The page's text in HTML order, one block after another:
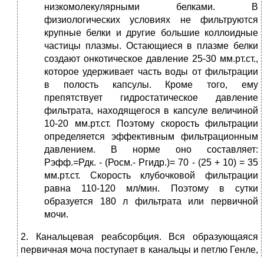
низкомолекулярными белками. В
физиологических условиях не фильтруются
крупные белки и другие большие коллоидные
частицы плазмы. Остающиеся в плазме белки
создают онкотическое давление 25-30 мм.рт.ст.,
которое удерживает часть воды от фильтрации
в полость капсулы. Кроме того, ему
препятствует гидростатическое давление
фильтрата, находящегося в капсуле величиной
10-20 мм.рт.ст. Поэтому скорость фильтрации
определяется эффективным фильтрационным
давлением. В норме оно составляет:
Рэфф.=Рдк. - (Росм.- Ргидр.)= 70 - (25 + 10) = 35
мм.рт.ст. Скорость клубочковой фильтрации
равна 110-120 мл/мин. Поэтому в сутки
образуется 180 л фильтрата или первичной
мочи.
2. Канальцевая реабсорбция. Вся образующаяся
первичная моча поступает в канальцы и петлю Генле,